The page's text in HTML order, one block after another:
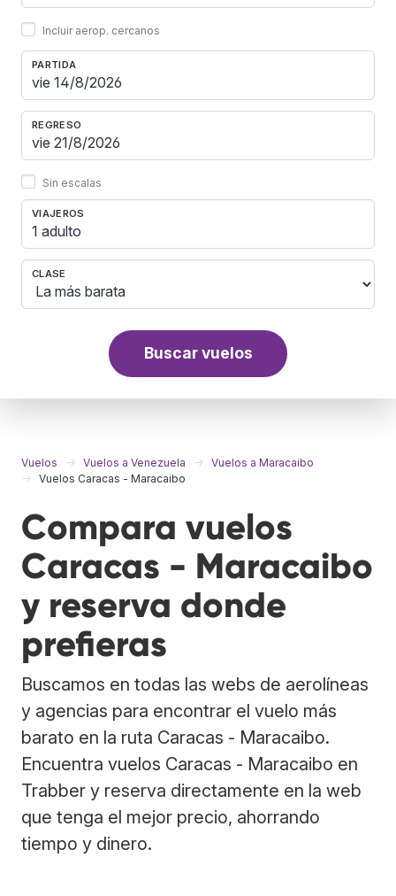
Incluir aerop. cercanos
PARTIDA
REGRESO
Sin escalas
VIAJEROS
1 adulto
CLASE
Buscar vuelos
Vuelos Vuelos a Venezuela
Vuelos a Maracaibo
Vuelos Caracas - Maracaibo
Compara vuelos
Caracas - Maracaibo
y reserva donde
prefieras
Buscamos en todas las webs de aerolíneas
y agencias para encontrar el vuelo más
barato en la ruta Caracas - Maracaibo.
Encuentra vuelos Caracas - Maracaibo en
Trabber y reserva directamente en la web
que tenga el mejor precio, ahorrando
tiempo y dinero.